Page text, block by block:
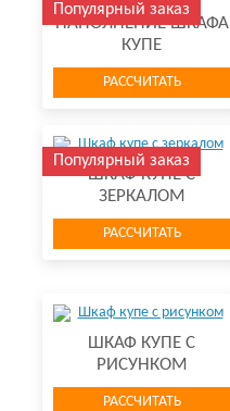
Популярный заказ
НАПОЛНЕНИЕ ШКАФА
КУПЕ
РАССЧИТАТЬ
Популярный заказ
ШКАФ КУПЕ С
ЗЕРКАЛОМ
РАССЧИТАТЬ
ШКАФ КУПЕ С
РИСУНКОМ
РАССЧИТАТЬ